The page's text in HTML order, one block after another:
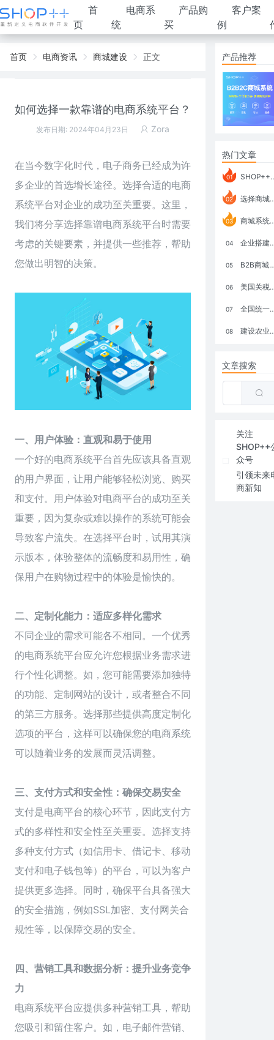
首
页
电商系
统
产品购
买
客户案
例
首页 电商资讯 商城建设 正文
如何选择一款靠谱的电商系统平台？
发布日期: 2024年04月23日 Zora
在当今数字化时代，电子商务已经成为许
多企业的首选增长途径。选择合适的电商
系统平台对企业的成功至关重要。这里，
我们将分享选择靠谱电商系统平台时需要
考虑的关键要素，并提供一些推荐，帮助
您做出明智的决策。
一、用户体验：直观和易于使用
一个好的电商系统平台首先应该具备直观
的用户界面，让用户能够轻松浏览、购买
和支付。用户体验对电商平台的成功至关
重要，因为复杂或难以操作的系统可能会
导致客户流失。在选择平台时，试用其演
示版本，体验整体的流畅度和易用性，确
保用户在购物过程中的体验是愉快的。
二、定制化能力：适应多样化需求
不同企业的需求可能各不相同。一个优秀
的电商系统平台应允许您根据业务需求进
行个性化调整。如，您可能需要添加独特
的功能、定制网站的设计，或者整合不同
的第三方服务。选择那些提供高度定制化
选项的平台，这样可以确保您的电商系统
可以随着业务的发展而灵活调整。
三、支付方式和安全性：确保交易安全
支付是电商平台的核心环节，因此支付方
式的多样性和安全性至关重要。选择支持
多种支付方式（如信用卡、借记卡、移动
支付和电子钱包等）的平台，可以为客户
提供更多选择。同时，确保平台具备强大
的安全措施，例如SSL加密、支付网关合
规性等，以保障交易的安全。
四、营销工具和数据分析：提升业务竞争
力
电商系统平台应提供多种营销工具，帮助
您吸引和留住客户。如，电子邮件营销、
产品推荐
热门文章
01 SHOP++ B2B2C V9.1 全新发布 新亮点
02 选择商城系统要考虑哪些问题？
03 商城系统如何打通跨境电商模式？
04 企业搭建积分商城系统要注意什么？
05 B2B商城系统搭建：开发语言、功能、优势分析
06 美国关税政策冲击全球电商格局：五大类平台受重创，转型与自救成关键
07 全国统一大市场：电商如何掘金新蓝海？
08 建设农业强国，网上商城来助力！
文章搜索
关注
SHOP++
众号
引领未来
商新知